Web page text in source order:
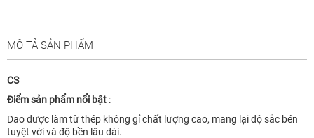
MÔ TẢ SẢN PHẨM
CS
Điểm sản phẩm nổi bật :
Dao được làm từ thép không gỉ chất lượng cao, mang lại độ sắc bén
tuyệt vời và độ bền lâu dài.